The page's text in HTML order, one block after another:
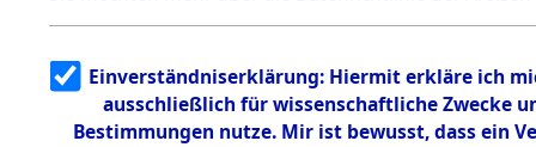
5.3.2
g
5.3.3
Todesmärsch
0002
Einverständniserklärung: Hiermit erkläre ich
ausschließlich für wissenschaftliche Zwecke
Bestimmungen nutze. Mir ist bewusst, dass ein